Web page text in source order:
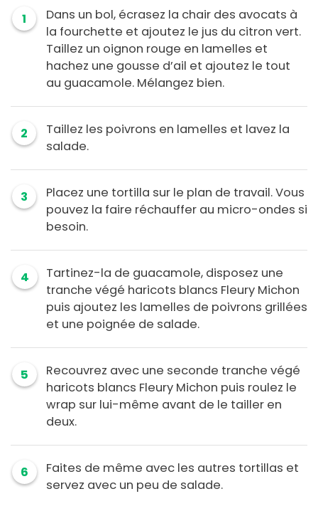
1
Dans un bol, écrasez la chair des avocats à
la fourchette et ajoutez le jus du citron vert.
Taillez un oignon rouge en lamelles et
hachez une gousse d’ail et ajoutez le tout
au guacamole. Mélangez bien.
2
Taillez les poivrons en lamelles et lavez la
salade.
3
Placez une tortilla sur le plan de travail. Vous
pouvez la faire réchauffer au micro-ondes si
besoin.
4
Tartinez-la de guacamole, disposez une
tranche végé haricots blancs Fleury Michon
puis ajoutez les lamelles de poivrons grillées
et une poignée de salade.
5
Recouvrez avec une seconde tranche végé
haricots blancs Fleury Michon puis roulez le
wrap sur lui-même avant de le tailler en
deux.
6
Faites de même avec les autres tortillas et
servez avec un peu de salade.